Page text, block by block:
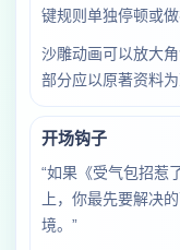
键规则单独停顿或做
沙雕动画可以放大
部分应以原著资料
开场钩子
“如果《受气包招惹
上，你最先要解决
境。”